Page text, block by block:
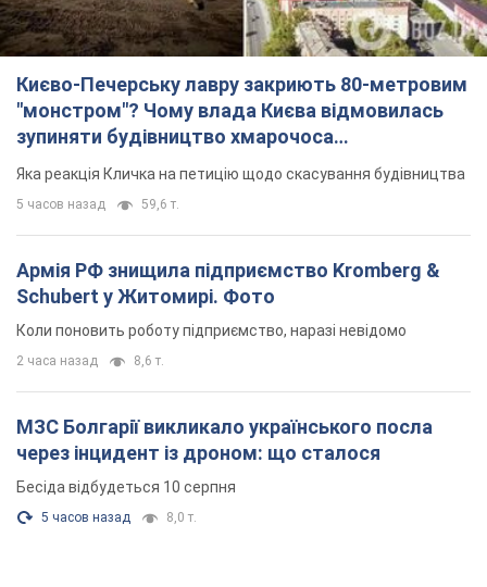
Schubert у Житомирі. Фото
Коли поновить роботу підприємство, наразі невідомо
2 часа назад 8,6 т.
МЗС Болгарії викликало українського посла
через інцидент із дроном: що сталося
Бесіда відбудеться 10 серпня
5 часов назад 8,0 т.